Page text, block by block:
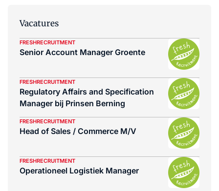
Vacatures
FRESHRECRUITMENT
Senior Account Manager Groente
FRESHRECRUITMENT
Regulatory Affairs and Specification
Manager bij Prinsen Berning
FRESHRECRUITMENT
Head of Sales / Commerce M/V
FRESHRECRUITMENT
Operationeel Logistiek Manager